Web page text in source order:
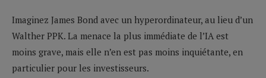
Imaginez James Bond avec un hyperordinateur, au lieu d’un
Walther PPK. La menace la plus immédiate de l’IA est
moins grave, mais elle n’en est pas moins inquiétante, en
particulier pour les investisseurs.